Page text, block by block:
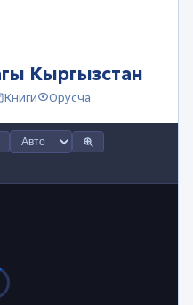
Кыргызстан
Книги Орусча